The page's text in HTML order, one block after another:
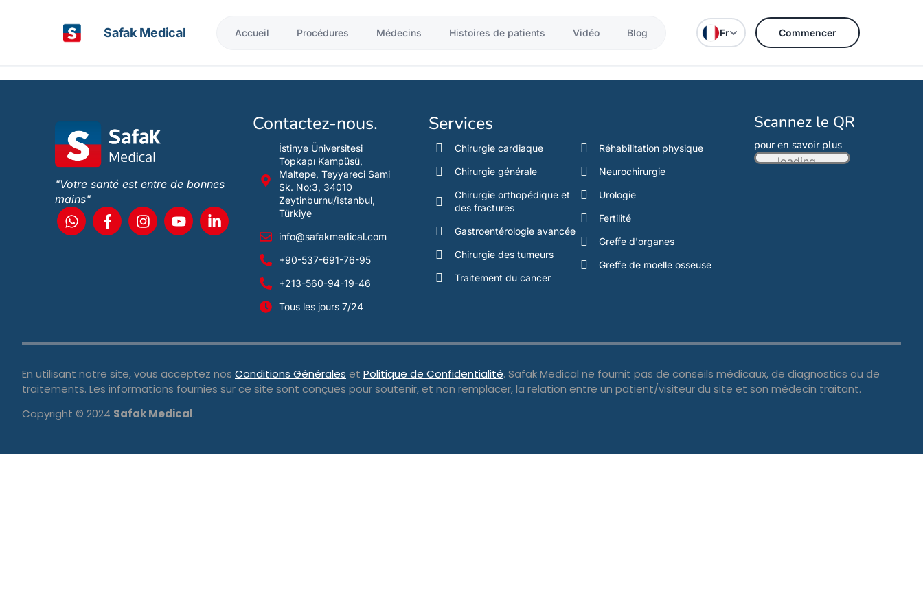
Safak Medical Accueil Procédures Médecins Histoires de patients Vidéo Blog Fr Commencer
"Votre santé est entre de bonnes
mains"
Contactez-nous.
İstinye Üniversitesi
Topkapı Kampüsü,
Maltepe, Teyyareci Sami
Sk. No:3, 34010
Zeytinburnu/İstanbul,
Türkiye
info@safakmedical.com
+90-537-691-76-95
+213-560-94-19-46
Tous les jours 7/24
Services
Chirurgie cardiaque
Chirurgie générale
Chirurgie orthopédique et
des fractures
Gastroentérologie avancée
Chirurgie des tumeurs
Traitement du cancer
Réhabilitation physique
Neurochirurgie
Urologie
Fertilité
Greffe d'organes
Greffe de moelle osseuse
Scannez le QR
pour en savoir plus
loading...
En utilisant notre site, vous acceptez nos Conditions Générales et Politique de Confidentialité. Safak Medical ne fournit pas de conseils médicaux, de diagnostics ou de
traitements. Les informations fournies sur ce site sont conçues pour soutenir, et non remplacer, la relation entre un patient/visiteur du site et son médecin traitant.
Copyright © 2024 Safak Medical.